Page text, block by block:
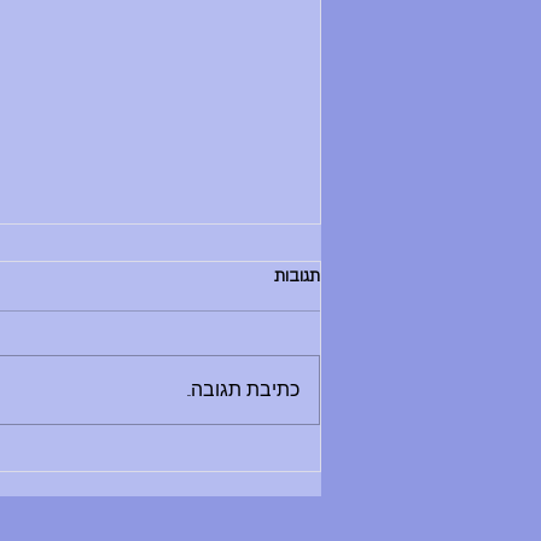
הודעות יום שלישי, 30.6.26
בוקר טוב, - החזרת ספרים לספריה היום
תגובות
כתיבת תגובה...